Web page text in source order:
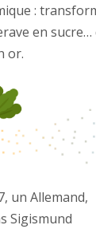
:
en sucre…
or.
un Allemand,
Sigismund